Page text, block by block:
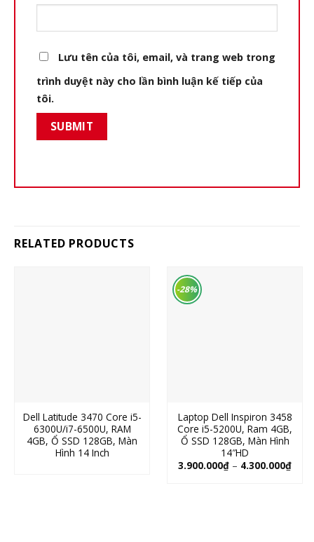
Lưu tên của tôi, email, và trang web trong
trình duyệt này cho lần bình luận kế tiếp của
tôi.
RELATED PRODUCTS
Dell Latitude 3470 Core i5-
6300U/i7-6500U, RAM
4GB, Ổ SSD 128GB, Màn
Hình 14 Inch
-28%
Laptop Dell Inspiron 3458
Core i5-5200U, Ram 4GB,
Ổ SSD 128GB, Màn Hình
14″HD
3.900.000₫ – 4.300.000₫